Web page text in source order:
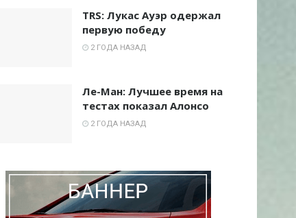
TRS: Лукас Ауэр одержал
первую победу
2 ГОДА НАЗАД
Ле-Ман: Лучшее время на
тестах показал Алонсо
2 ГОДА НАЗАД